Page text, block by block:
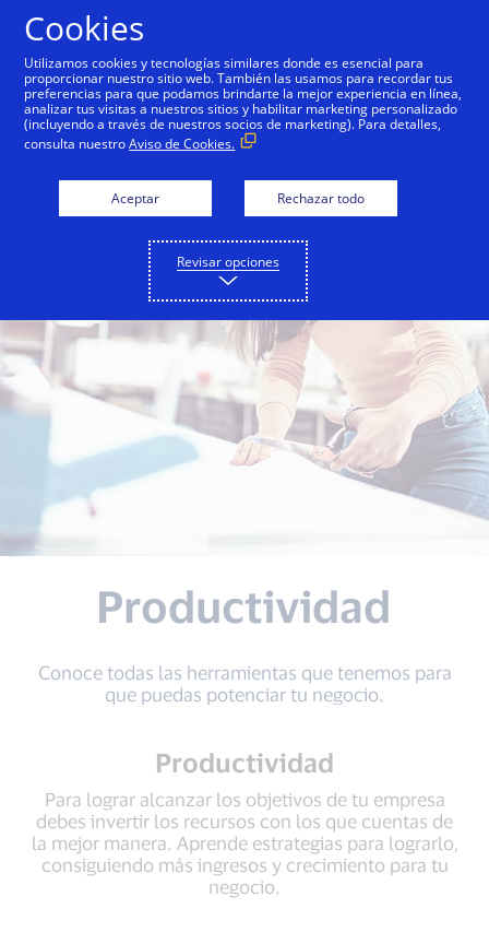
Productividad
Conoce todas las herramientas que tenemos para
que puedas potenciar tu negocio.
Productividad
Para lograr alcanzar los objetivos de tu empresa
debes invertir los recursos con los que cuentas de
la mejor manera. Aprende estrategias para lograrlo,
consiguiendo más ingresos y crecimiento para tu
negocio.
Cookies
Utilizamos cookies y tecnologías similares donde es esencial para
proporcionar nuestro sitio web. También las usamos para recordar tus
preferencias para que podamos brindarte la mejor experiencia en línea,
analizar tus visitas a nuestros sitios y habilitar marketing personalizado
(incluyendo a través de nuestros socios de marketing). Para detalles,
consulta nuestroAviso de Cookies.
Aceptar Rechazar todo
Revisar opciones